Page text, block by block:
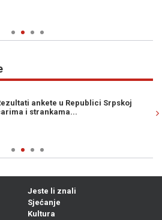
Rezultati ankete u Republici Srpskoj
i strankama...
Jeste li znali
Sjećanje
Kultura